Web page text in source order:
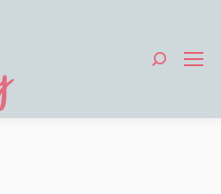
Search: